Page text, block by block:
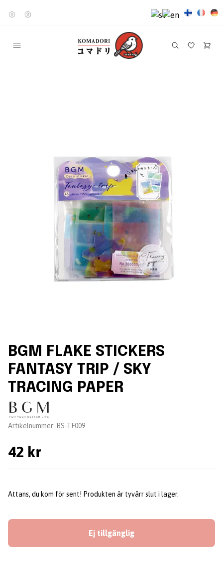
BGM FLAKE STICKERS
FANTASY TRIP / SKY
TRACING PAPER
Leverantör:
Artikelnummer: BS-TF009
42 kr
Attans, du kom för sent! Produkten är tyvärr slut i lager.
Ej tillgänglig